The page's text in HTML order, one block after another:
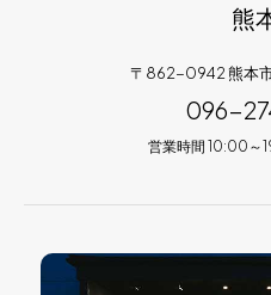
熊
〒862-0942 熊本
096-
営業時間 10:00～